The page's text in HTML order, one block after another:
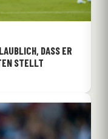
DASS ER
STELLT